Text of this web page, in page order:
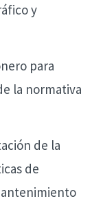
y
para
la normativa
de la
de